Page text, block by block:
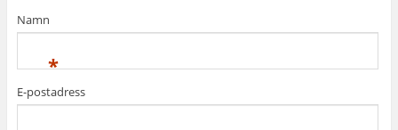
Namn
*
E-postadress